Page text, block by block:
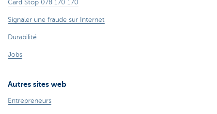
Card Stop 078 170 170
Signaler une fraude sur Internet
Durabilité
Jobs
Autres sites web
Entrepreneurs